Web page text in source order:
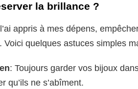
la brillance ?
appris à mes dépens,
Voici quelques astuces simples
: Toujours garder vos bijoux
qu’ils ne s’abîment.